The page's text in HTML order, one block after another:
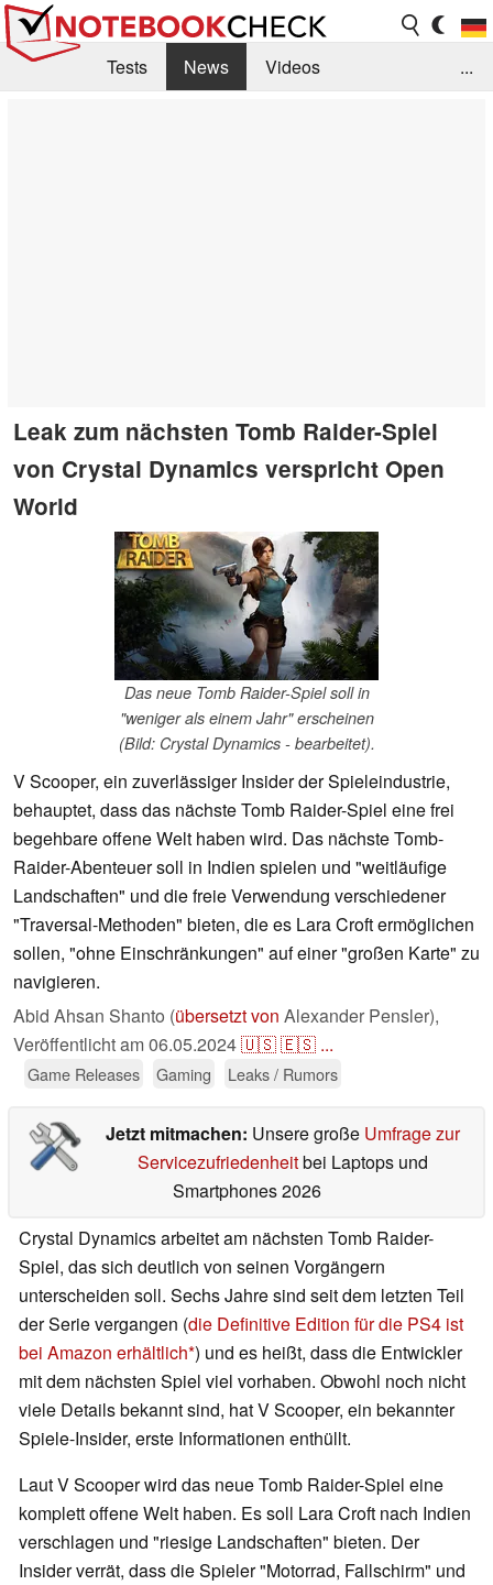
Tests News
Videos
...
Leak zum nächsten Tomb Raider-Spiel
von Crystal Dynamics verspricht Open
World
Das neue Tomb Raider-Spiel soll in
"weniger als einem Jahr" erscheinen
(Bild: Crystal Dynamics - bearbeitet).
V Scooper, ein zuverlässiger Insider der Spieleindustrie,
behauptet, dass das nächste Tomb Raider-Spiel eine frei
begehbare offene Welt haben wird. Das nächste Tomb-
Raider-Abenteuer soll in Indien spielen und "weitläufige
Landschaften" und die freie Verwendung verschiedener
"Traversal-Methoden" bieten, die es Lara Croft ermöglichen
sollen, "ohne Einschränkungen" auf einer "großen Karte" zu
navigieren.
Abid Ahsan Shanto (übersetzt von Alexander Pensler),
Veröffentlicht am06.05.2024🇺🇸🇪🇸 ...
Game Releases Gaming Leaks / Rumors
Jetzt mitmachen: Unsere große Umfrage zur
Servicezufriedenheitbei Laptops und
Smartphones 2026
Crystal Dynamics arbeitet am nächsten Tomb Raider-
Spiel, das sich deutlich von seinen Vorgängern
unterscheiden soll. Sechs Jahre sind seit dem letzten Teil
der Serie vergangen (die Definitive Edition für die PS4 ist
bei Amazon erhältlich ) und es heißt, dass die Entwickler
mit dem nächsten Spiel viel vorhaben. Obwohl noch nicht
viele Details bekannt sind, hat V Scooper, ein bekannter
Spiele-Insider, erste Informationen enthüllt.
Laut V Scooper wird das neue Tomb Raider-Spiel eine
komplett offene Welt haben. Es soll Lara Croft nach Indien
verschlagen und "riesige Landschaften" bieten. Der
Insider verrät, dass die Spieler "Motorrad, Fallschirm" und